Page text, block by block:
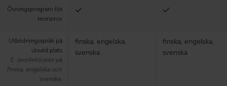
Övningsprogram för
teoriprov
Utbildningsspråk på
utvald plats
E-teorilektioner på
finska, engelska och
svenska.
finska, engelska,
svenska
finska, engelska,
svenska